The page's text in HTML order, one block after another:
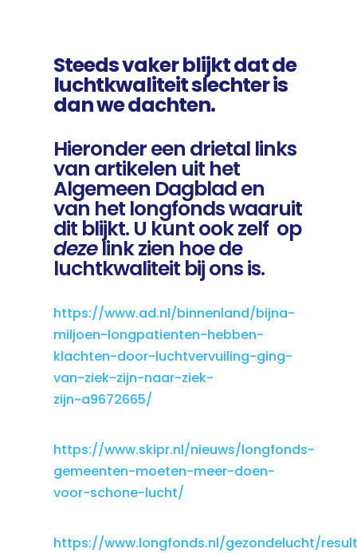
Steeds vaker blijkt dat de
luchtkwaliteit slechter is
dan we dachten.
Hieronder een drietal links
van artikelen uit het
Algemeen Dagblad en
van het longfonds waaruit
dit blijkt. U kunt ook zelf op
dezelinkzien hoe de
luchtkwaliteit bij ons is.
https://www.ad.nl/binnenland/bijna-
miljoen-longpatienten-hebben-
klachten-door-luchtvervuiling-ging-
van-ziek-zijn-naar-ziek-
zijn~a9672665/
https://www.skipr.nl/nieuws/longfonds-
gemeenten-moeten-meer-doen-
voor-schone-lucht/
https://www.longfonds.nl/gezondelucht/